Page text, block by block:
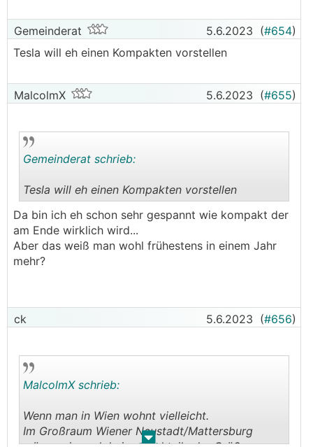
Jahren, wenn das Leasing ausläuft oder der A4
anfängt, Macken zu machen, geändert hat. LG
───────────────
Sehe ich ähnlich, für den Alltag ist ein Model Y
etwas groß und unhandlich, auf der anderen
bei den derzeitigen Preisen doch sehr attraktiv.
Gemeinderat 5.6.2023 (#654)
Tesla will eh einen Kompakten vorstellen
MalcolmX 5.6.2023 (#655)
..
Gemeinderat schrieb:
Tesla will eh einen Kompakten vorstellen
Da bin ich eh schon sehr gespannt wie kompakt der
am Ende wirklich wird...
Aber das weiß man wohl frühestens in einem Jahr
mehr?
ck 5.6.2023 (#656)
. .
MalcolmX schrieb:
Wenn man in Wien wohnt vielleicht.
Im Großraum Wiener Neustadt/Mattersburg